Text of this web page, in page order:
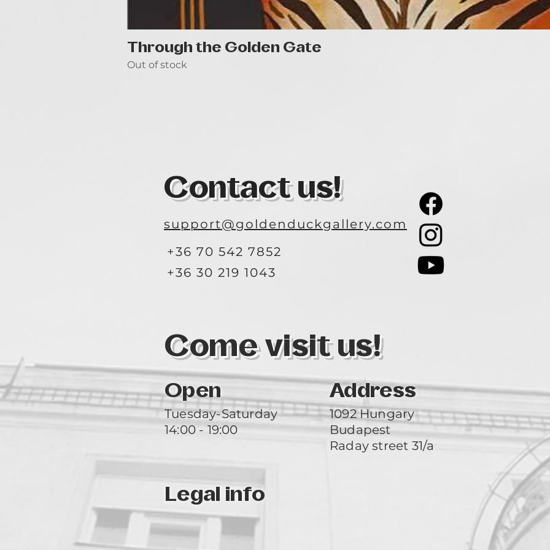
Through the Golden Gate
Out of stock
Contact us!
support@goldenduckgallery.com
+36 70 542 7852
+36 30 219 1043
Come visit us!
Open Address
Tuesday-Saturday
14:00 - 19:00
1092 Hungary
Budapest
Raday street 31/a
Legal info